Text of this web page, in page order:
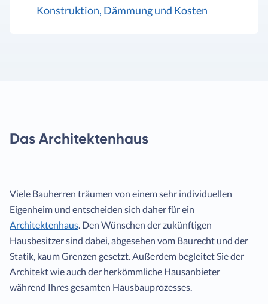
Konstruktion, Dämmung und Kosten
Das Architektenhaus
Viele Bauherren träumen von einem sehr individuellen
Eigenheim und entscheiden sich daher für ein
Architektenhaus. Den Wünschen der zukünftigen
Hausbesitzer sind dabei, abgesehen vom Baurecht und der
Statik, kaum Grenzen gesetzt. Außerdem begleitet Sie der
Architekt wie auch der herkömmliche Hausanbieter
während Ihres gesamten Hausbauprozesses.